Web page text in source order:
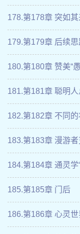
178.第178章 突如其
179.第179章 后续思
180.第180章 赞美“
181.第181章 聪明
182.第182章 不同的
183.第183章 漫游
184.第184章 通灵学
185.第185章 门后
186.第186章 心灵世